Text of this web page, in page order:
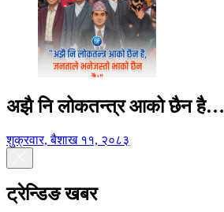
अझै नि लोकतन्त्र आको छैन है…
शुक्रवार, बैशाख ११, २०८३
ट्रेन्डिङ खबर